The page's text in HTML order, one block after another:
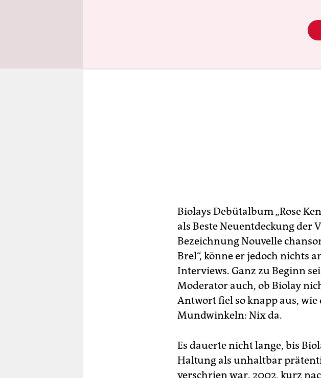
Biolays Debütalbum „Rose
als Beste Neuentdeckung der
Bezeichnung Nouvelle
Brel“, könne er jedoch nichts
Interviews. Ganz zu Beginn
Moderator auch, ob Biolay
Antwort fiel so knapp aus,
Mundwinkeln: Nix da.
Es dauerte nicht lange, bis
Haltung als unhaltbar
verschrien war. 2002, kurz